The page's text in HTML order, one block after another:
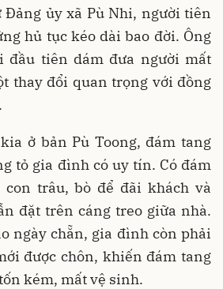
Đảng ủy xã Pù Nhi, người tiên
hủ tục kéo dài bao đời. Ông
đầu tiên dám đưa người mất
thay đổi quan trọng với đồng
ở bản Pù Toong, đám tang
tỏ gia đình có uy tín. Có đám
trâu, bò để đãi khách và
đặt trên cáng treo giữa nhà.
ngày chẵn, gia đình còn phải
được chôn, khiến đám tang
kém, mất vệ sinh.